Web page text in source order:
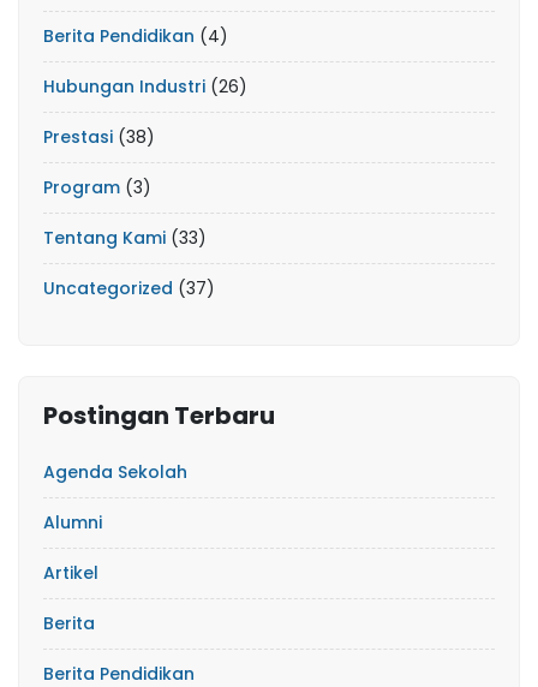
Berita Pendidikan (4)
Hubungan Industri (26)
Prestasi (38)
Program (3)
Tentang Kami (33)
Uncategorized (37)
Postingan Terbaru
Agenda Sekolah
Alumni
Artikel
Berita
Berita Pendidikan